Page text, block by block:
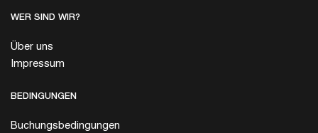
WER SIND WIR?
Über uns
Impressum
BEDINGUNGEN
Buchungsbedingungen